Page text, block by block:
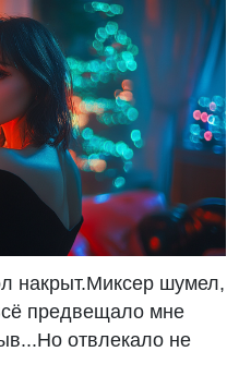
накрыт.Миксер шумел,
предвещало мне
отвлекало не